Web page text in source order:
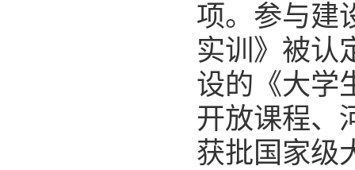
项。参与建
实训》 被认
设的《大学
开放课程、
获批国家级